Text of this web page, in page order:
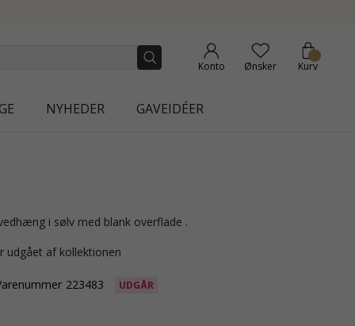
Konto Ønsker Kurv
NYHEDER GAVEIDÉER
i sølv med blank overflade .
udgået af kollektionen
223483 UDGÅR